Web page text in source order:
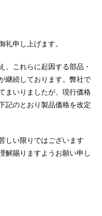
申し上げます。
、これらに起因する部品・
継続しております。弊社で
まいりましたが、現行価格
記のとおり製品価格を改定
しい限りではございます
解賜りますようお願い申し